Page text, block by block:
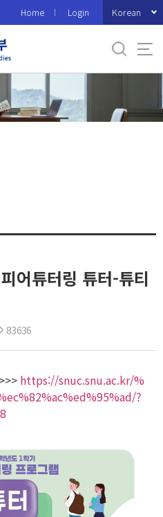
Home Login Korean
어튜터링 튜터-튜티
83636
https://snuc.snu.ac.kr/%
?